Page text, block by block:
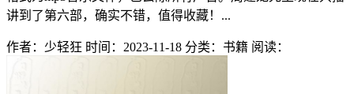
讲到了第六部，确实不错，值得收藏！...
作者：少轻狂 时间：2023-11-18 分类：书籍 阅读：